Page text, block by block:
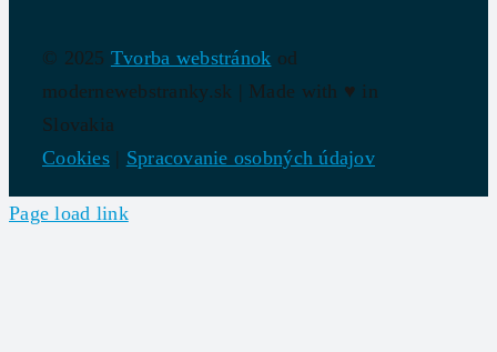
© 2025 Tvorba webstránok od
modernewebstranky.sk | Made with ♥ in
Slovakia
Cookies | Spracovanie osobných údajov
Page load link